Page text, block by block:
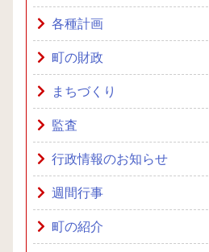
各種計画
町の財政
まちづくり
監査
行政情報のお知らせ
週間行事
町の紹介